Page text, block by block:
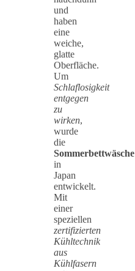
und
haben
eine
weiche,
glatte
Oberfläche.
Um
Schlaflosigkeit
entgegen
zu
wirken,
wurde
die
Sommerbettwäsche
in
Japan
entwickelt.
Mit
einer
speziellen
zertifizierten
Kühltechnik
aus
Kühlfasern